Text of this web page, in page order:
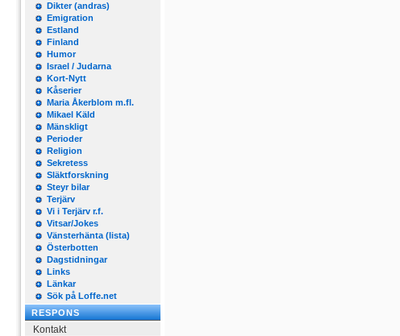
Dikter (andras)
Emigration
Estland
Finland
Humor
Israel / Judarna
Kort-Nytt
Kåserier
Maria Åkerblom m.fl.
Mikael Käld
Mänskligt
Perioder
Religion
Sekretess
Släktforskning
Steyr bilar
Terjärv
Vi i Terjärv r.f.
Vitsar/Jokes
Vänsterhänta (lista)
Österbotten
Dagstidningar
Links
Länkar
Sök på Loffe.net
RESPONS
Kontakt